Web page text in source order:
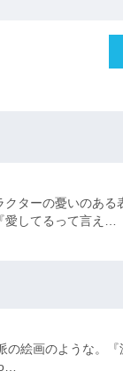
クターの憂いのある
愛してるって言え…
の絵画のような。『